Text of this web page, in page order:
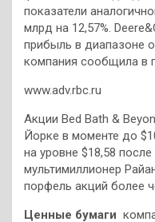
показатели
млрд на 12,57%.
прибыль в диапазоне
компания сообщила в
www.adv.rbc.ru
Акции Bed Bath &
Йорке в моменте до
на уровне $18,58
мультимиллионер
порфель акций более
Ценные бумаги